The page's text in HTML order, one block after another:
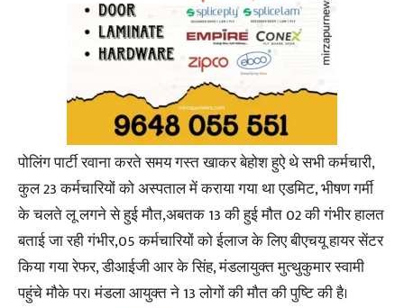
पोलिंग पार्टी रवाना करते समय गस्त खाकर बेहोश हुऐ थे सभी कर्मचारी,
कुल 23 कर्मचारियों को अस्पताल में कराया गया था एडमिट, भीषण गर्मी
के चलते लू लगने से हुई मौत,अबतक 13 की हुई मौत 02 की गंभीर हालत
बताई जा रही गंभीर,05 कर्मचारियों को ईलाज के लिए बीएचयू हायर सेंटर
किया गया रेफर, डीआईजी आर के सिंह, मंडलायुक्त मुत्थुकुमार स्वामी
पहुंचे मौके पर। मंडला आयुक्त ने 13 लोगों की मौत की पुष्टि की है।